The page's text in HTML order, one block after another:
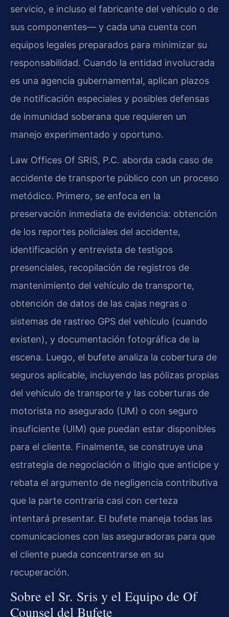
servicio, e incluso el fabricante del vehículo o de
sus componentes— y cada una cuenta con
equipos legales preparados para minimizar su
responsabilidad. Cuando la entidad involucrada
es una agencia gubernamental, aplican plazos
de notificación especiales y posibles defensas
de inmunidad soberana que requieren un
manejo experimentado y oportuno.
Law Offices Of SRIS, P.C. aborda cada caso de
accidente de transporte público con un proceso
metódico. Primero, se enfoca en la
preservación inmediata de evidencia: obtención
de los reportes policiales del accidente,
identificación y entrevista de testigos
presenciales, recopilación de registros de
mantenimiento del vehículo de transporte,
obtención de datos de las cajas negras o
sistemas de rastreo GPS del vehículo (cuando
existen), y documentación fotográfica de la
escena. Luego, el bufete analiza la cobertura de
seguros aplicable, incluyendo las pólizas propias
del vehículo de transporte y las coberturas de
motorista no asegurado (UM) o con seguro
insuficiente (UIM) que puedan estar disponibles
para el cliente. Finalmente, se construye una
estrategia de negociación o litigio que anticipe y
rebata el argumento de negligencia contributiva
que la parte contraria casi con certeza
intentará presentar. El bufete maneja todas las
comunicaciones con las aseguradoras para que
el cliente pueda concentrarse en su
recuperación.
Sobre el Sr. Sris y el Equipo de Of
Counsel del Bufete